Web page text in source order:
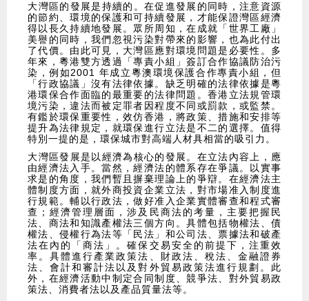
​大灣區的發展是持續的。在促進發展的同時，注意資源
的節約、環境的保護和可持續發展，才能保證灣區經濟
得以長久持續地發展。眾所周知，在成就「世界工廠」
美譽的同時，我們忽視污染對帶來的影響，也為此付出
了代價。由此可見，大灣區應對環境問題是必要性。多
年來，粵港雙方透過「專責小組」簽訂合作協議防治污
染，例如2001 年成立粵澳環境保護合作專責小組，但
「行政協議」沒有法律依據。缺乏明確的法律依據是粵
港環保合作面臨的最重要的法律問題。香港立法規管環
境污染，違法而被定罪者因程度不同或罰款，或監禁。
有鑑於環保重要性，效仿香港，將政策、措施和安排等
提升為法律規定，就環保進行立法是不二的選擇。值得
特別一提的是，環保城市對高端人材具相當的吸引力。
​大灣區發展是以經濟為核心的發展。在立法內容上，應
由經濟法入手。當然，經濟法的體系存在爭議。以實事
求是的角度，我們暫且摒棄理論上的爭辯。在經濟法主
體制度方面，就外商投資企業立法，對市場准入制度進
行規範。輔以行政法，做好准入企業實體審查和程式審
查；經濟管理層面，涉及民商法的考量，主要把握民
法、商法和知識產權法三個方向。具體包括物權法、債
權法、侵權行為法等「民法」和公司法、票據法和破產
法在內的「商法」。確保交易安全的前提下，注重效
率。具體進行產業政策法、財政法、稅法、金融證券
法、會計和審計法以及對外貿易政策法進行規劃。此
外，在經濟活動中制定合同制度、競爭法、對外貿易政
策法、消費者法以及產品質量法等。